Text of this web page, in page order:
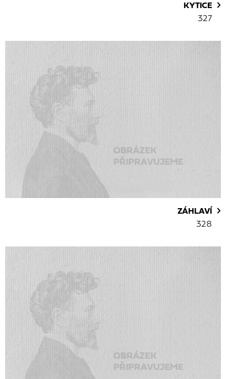
KYTICE
327
ZÁHLAVÍ
328